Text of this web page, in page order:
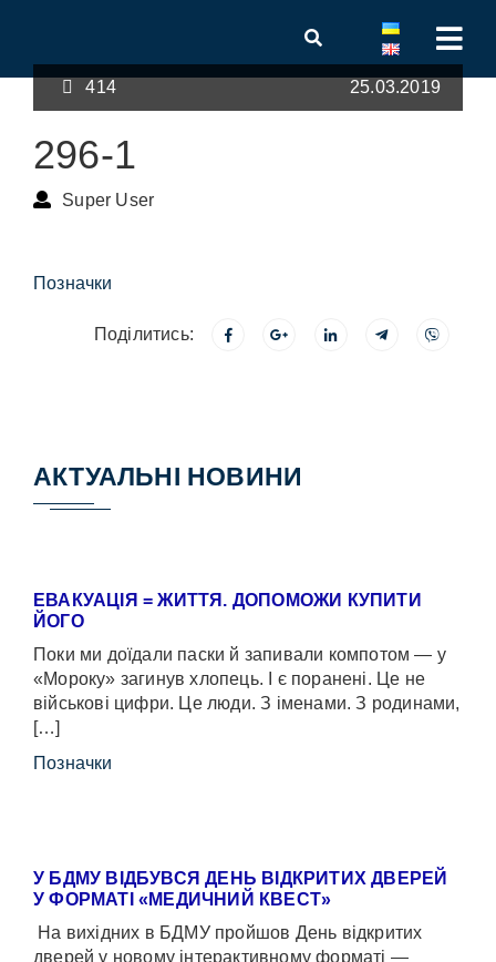
414 25.03.2019
296-1
Super User
Позначки
Поділитись:
АКТУАЛЬНІ НОВИНИ
ЕВАКУАЦІЯ = ЖИТТЯ. ДОПОМОЖИ КУПИТИ
ЙОГО
Поки ми доїдали паски й запивали компотом — у
«Мороку» загинув хлопець. І є поранені. Це не
військові цифри. Це люди. З іменами. З родинами,
[…]
Позначки
У БДМУ ВІДБУВСЯ ДЕНЬ ВІДКРИТИХ ДВЕРЕЙ
У ФОРМАТІ «МЕДИЧНИЙ КВЕСТ»
На вихідних в БДМУ пройшов День відкритих
дверей у новому інтерактивному форматі —